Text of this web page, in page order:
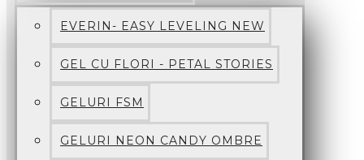
EVERIN- EASY LEVELING NEW
GEL CU FLORI - PETAL STORIES
GELURI FSM
GELURI NEON CANDY OMBRE